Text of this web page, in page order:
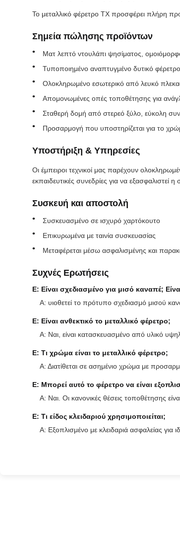
Το μεταλλικό φέρετρο TX προσφέρει πλήρη
Σημεία πώλησης προϊόντων
Ματ λεπτό ντουλάπι ψησίματος,
Τυποποιημένο αναπτυγμένο δυτικό
Ολοκληρωμένο εσωτερικό από λευκό
Απομονωμένες οπές τοποθέτησης για
Σταθερή δομή από στερεό ξύλο, εύκολη
Προσαρμογή που υποστηρίζεται για το
Υποστήριξη & Υπηρεσίες
Οι έμπειροι τεχνικοί μας παρέχουν
εκπαιδευτικές συνεδρίες για να
Συσκευή και αποστολή
Συσκευασμένο σε ισχυρό χαρτόκουτο
Επικυρωμένα με ταινία συσκευασίας
Μεταφέρεται μέσω ασφαλισμένης και
Συχνές Ερωτήσεις
Ε: Είναι σχεδιασμένο για μισό καναπέ;
Α: υιοθετεί το πρότυπο σχεδιασμό μισού
Ε: Είναι ανθεκτικό το μεταλλικό φέρετρο;
Α: Ναι, είναι κατασκευασμένο από υλικό
Ε: Τι χρώμα είναι το μεταλλικό φέρετρο;
Α: Διατίθεται σε ασημένιο χρώμα με
Ε: Μπορεί αυτό το φέρετρο να είναι
Α: Ναι. Οι κανονικές θέσεις τοποθέτησης
Ε: Τι είδος κλειδαριού χρησιμοποιείται;
Α: Εξοπλισμένο με κλειδαριά ασφαλείας για